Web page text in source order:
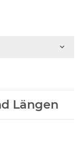
Längen